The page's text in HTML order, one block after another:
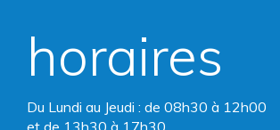
horaires
Du Lundi au Jeudi : de 08h30 à 12h00
et de 13h30 à 17h30